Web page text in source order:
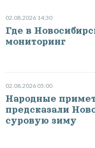
02.08.2026 14:30
Где в
мониторинг
02.08.2026 05:00
Народные
предсказали
суровую зиму